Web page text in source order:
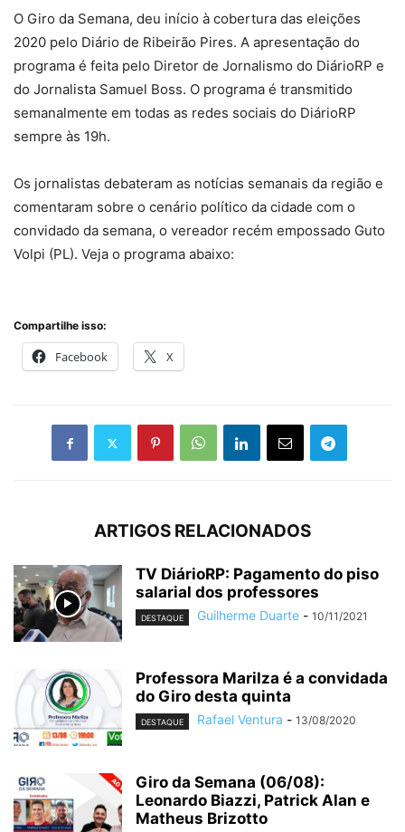
O Giro da Semana, deu início à cobertura das eleições
2020 pelo Diário de Ribeirão Pires. A apresentação do
programa é feita pelo Diretor de Jornalismo do DiárioRP e
do Jornalista Samuel Boss. O programa é transmitido
semanalmente em todas as redes sociais do DiárioRP
sempre às 19h.
Os jornalistas debateram as notícias semanais da região e
comentaram sobre o cenário político da cidade com o
convidado da semana, o vereador recém empossado Guto
Volpi (PL). Veja o programa abaixo:
Compartilhe isso:
Facebook X
ARTIGOS RELACIONADOS
TV DiárioRP: Pagamento do piso
salarial dos professores
DESTAQUE Guilherme Duarte - 10/11/2021
Professora Marilza é a convidada
do Giro desta quinta
DESTAQUE Rafael Ventura - 13/08/2020
Giro da Semana (06/08):
Leonardo Biazzi, Patrick Alan e
Matheus Brizotto